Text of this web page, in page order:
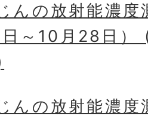
んの放射能濃
～10月28日）
んの放射能濃